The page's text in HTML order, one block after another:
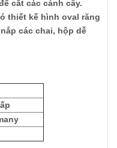
cắt các cành cây.
thiết kế hình oval răng
các chai, hộp dễ